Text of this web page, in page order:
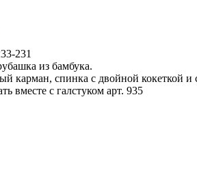
231
из бамбука.
карман, спинка с двойной кокеткой и
вместе с галстуком арт. 935